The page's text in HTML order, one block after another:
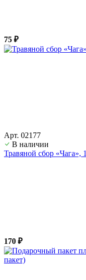
75 ₽
Арт. 02177
В наличии
Травяной сбор «Чага»,
170 ₽